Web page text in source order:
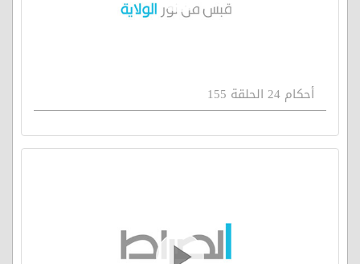
أحكام 24 الحلقة 155